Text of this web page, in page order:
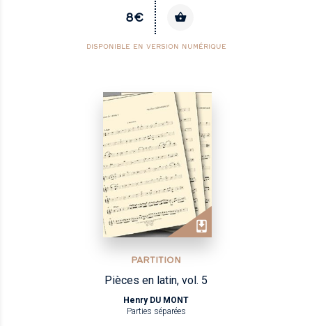
8€
DISPONIBLE EN VERSION NUMÉRIQUE
PARTITION
Pièces en latin, vol. 5
Henry DU MONT
Parties séparées